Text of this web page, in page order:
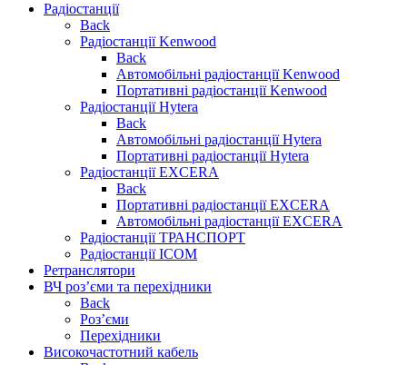
Радіостанції
Back
Радіостанції Kenwood
Back
Автомобільні радіостанції Kenwood
Портативні радіостанції Kenwood
Радіостанції Hytera
Back
Автомобільні радіостанції Hytera
Портативні радіостанції Hytera
Радіостанції EXCERA
Back
Портативні радіостанції EXCERA
Автомобільні радіостанції EXCERA
Радіостанції ТРАНСПОРТ
Радіостанції ICOM
Ретранслятори
ВЧ роз’єми та перехідники
Back
Роз’єми
Перехідники
Високочастотний кабель